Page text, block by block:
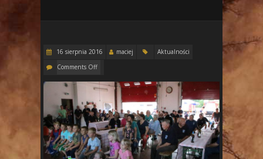
16 sierpnia 2016 maciej
Aktualności
Comments Off